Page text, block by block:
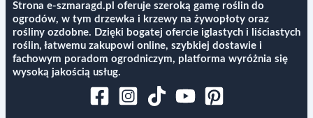
Strona e-szmaragd.pl oferuje szeroką gamę roślin do
ogrodów, w tym drzewka i krzewy na żywopłoty oraz
rośliny ozdobne. Dzięki bogatej ofercie iglastych i liściastych
roślin, łatwemu zakupowi online, szybkiej dostawie i
fachowym poradom ogrodniczym, platforma wyróżnia się
wysoką jakością usług.